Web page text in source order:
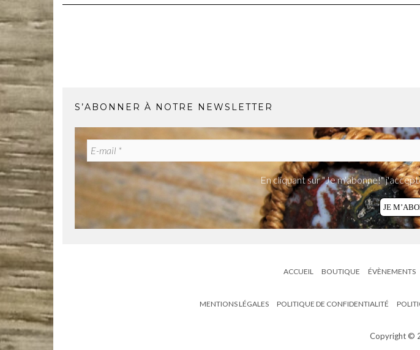
S’ABONNER À NOTRE NEWSLETTER
En cliquant sur "Je m'abonne!"
ACCUEIL BOUTIQUE ÉVÈNEMENTS
MENTIONS LÉGALES POLITIQUE DE CONFIDENTIALITÉ
Copyright ©